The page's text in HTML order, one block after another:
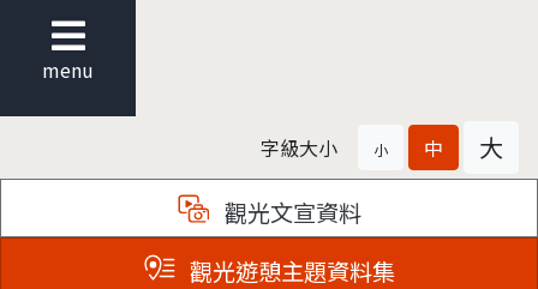
menu
字級大小 小 中 大
觀光文宣資料
觀光遊憩主題資料集